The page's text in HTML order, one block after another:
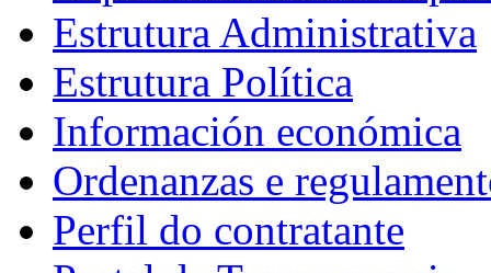
Estrutura Administrativa
Estrutura Política
Información económica
Ordenanzas e
Perfil do contratante